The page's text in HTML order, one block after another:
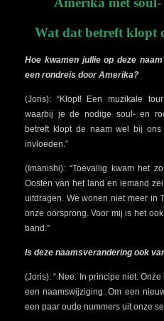
Wat dat betreft klopt
Hoe kwamen jullie op deze
een rondreis door Amerika?
(Joris): “Klopt! Een muzikale
waarbij je de nodige soul- en
betreft klopt de naam wel bij
invloeden.”
(Imanishi): “Toevallig kwam het
Oosten van het land en iemand
uitdragen. We wonen niet meer in
onze oorsprong. Voor mij is het
band.”
Is deze naamsverandering ook
(Joris): “ Nee. In principe niet.
een naamswijziging. Om een
een paar oude nummers uit onze